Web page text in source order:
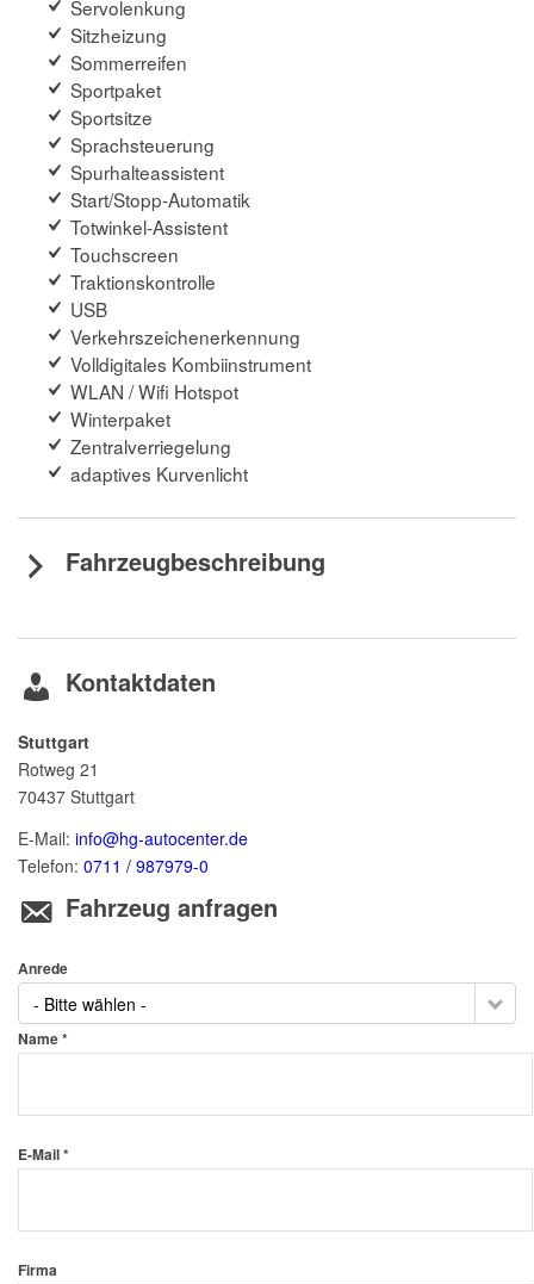
Servolenkung
Sitzheizung
Sommerreifen
Sportpaket
Sportsitze
Sprachsteuerung
Spurhalteassistent
Start/Stopp-Automatik
Totwinkel-Assistent
Touchscreen
Traktionskontrolle
USB
Verkehrszeichenerkennung
Volldigitales Kombiinstrument
WLAN / Wifi Hotspot
Winterpaket
Zentralverriegelung
adaptives Kurvenlicht
Fahrzeugbeschreibung
Kontaktdaten
Stuttgart
Rotweg 21
70437 Stuttgart
E-Mail: info@hg-autocenter.de
Telefon: 0711 / 987979-0
Fahrzeug anfragen
Anrede
- Bitte wählen -
Name *
E-Mail *
Firma